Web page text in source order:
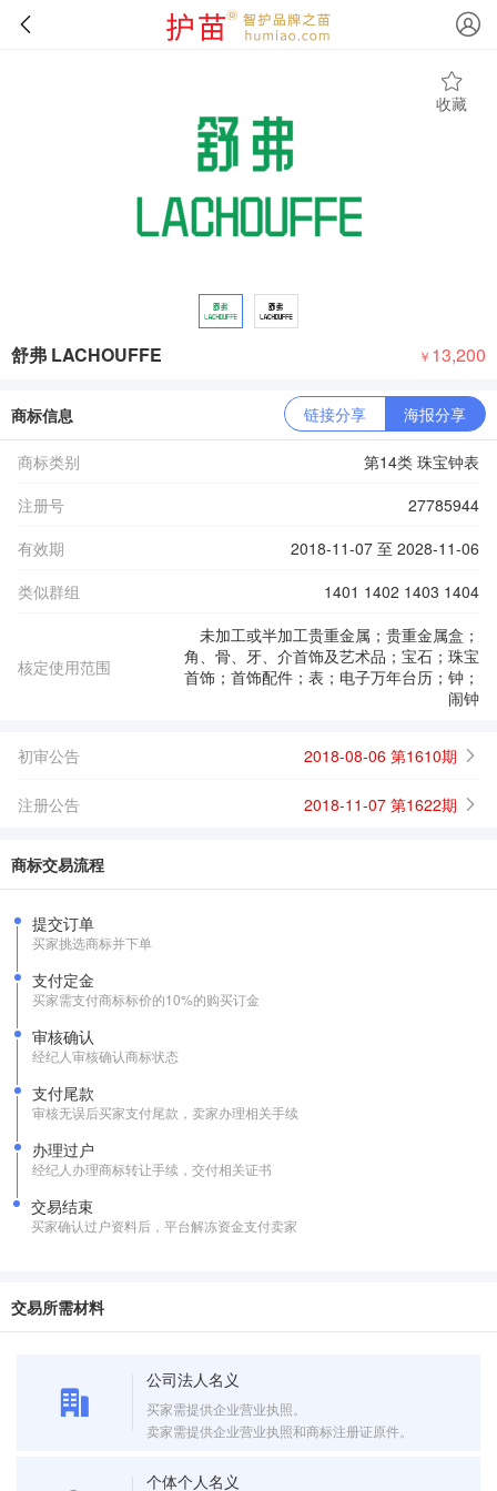
收藏
舒弗 LACHOUFFE ￥ 13,200
商标信息 链接分享 海报分享
商标类别
第14类 珠宝钟表
注册号
27785944
有效期
2018-11-07 至 2028-11-06
类似群组
1401 1402 1403 1404
核定使用范围
未加工或半加工贵重金属；贵重金属盒；
角、骨、牙、介首饰及艺术品；宝石；珠宝
首饰；首饰配件；表；电子万年台历；钟；
闹钟
初审公告 2018-08-06 第1610期
注册公告 2018-11-07 第1622期
商标交易流程
提交订单
买家挑选商标并下单
支付定金
买家需支付商标标价的10%的购买订金
审核确认
经纪人审核确认商标状态
支付尾款
审核无误后买家支付尾款，卖家办理相关手续
办理过户
经纪人办理商标转让手续，交付相关证书
交易结束
买家确认过户资料后，平台解冻资金支付卖家
交易所需材料
公司法人名义
买家需提供企业营业执照。
卖家需提供企业营业执照和商标注册证原件。
个体个人名义